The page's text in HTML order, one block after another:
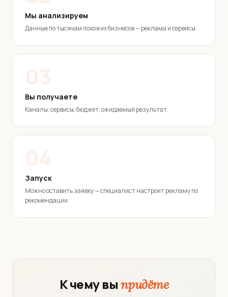
Мы анализируем
Данные по тысячам похожих бизнесов — реклама и сервисы.
Вы получаете
Каналы, сервисы, бюджет, ожидаемый результат.
Запуск
Можно оставить заявку — специалист настроит рекламу по
рекомендации.
К чему выпридёте